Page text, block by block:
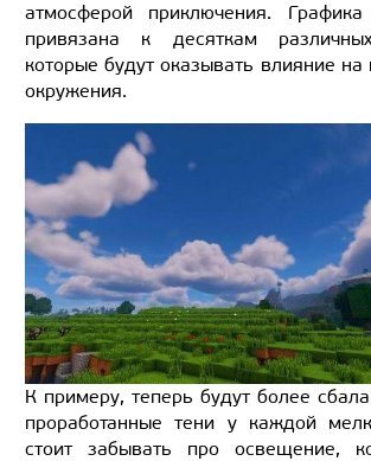
атмосферой приключения.
привязана к десяткам
которые будут оказывать влияние
окружения.
К примеру, теперь будут более
проработанные тени у каждой
стоит забывать про освещение,